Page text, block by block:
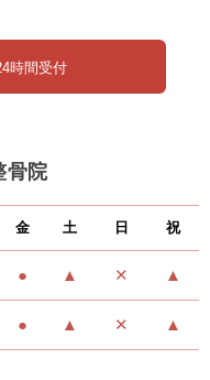
骨院
金 土 日 祝
● ▲ ✕ ▲
● ▲ ✕ ▲
時間受付